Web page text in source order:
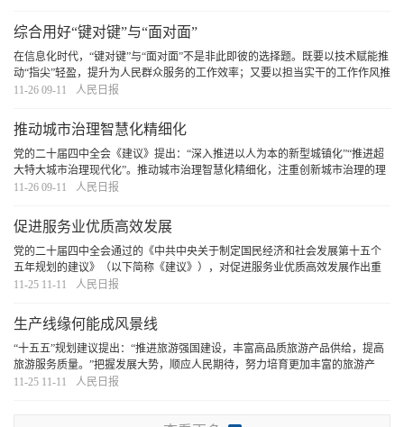
综合用好“键对键”与“面对面”
在信息化时代，“键对键”与“面对面”不是非此即彼的选择题。既要以技术赋能推
动“指尖”轻盈，提升为人民群众服务的工作效率；又要以担当实干的工作作风推
动“脚尖”下沉，深入了解实际、解决问题。协同发挥“键对键”和“面对面”的重要
11-26 09-11 人民日报
推动城市治理智慧化精细化
党的二十届四中全会《建议》提出：“深入推进以人为本的新型城镇化”“推进超
大特大城市治理现代化”。推动城市治理智慧化精细化，注重创新城市治理的理
念、模式、手段，是深入践行人民城市理念的重要举措，是推进以人为本的新
11-26 09-11 人民日报
促进服务业优质高效发展
党的二十届四中全会通过的《中共中央关于制定国民经济和社会发展第十五个
五年规划的建议》（以下简称《建议》），对促进服务业优质高效发展作出重
要部署。这是以习近平同志为核心的党中央立足中国式现代化建设全局，从建
11-25 11-11 人民日报
生产线缘何能成风景线
“十五五”规划建议提出：“推进旅游强国建设，丰富高品质旅游产品供给，提高
旅游服务质量。”把握发展大势，顺应人民期待，努力培育更加丰富的旅游产
品、服务业态，提供更多具有原创性、创新性的体验场景，定能持续激发文旅
11-25 11-11 人民日报